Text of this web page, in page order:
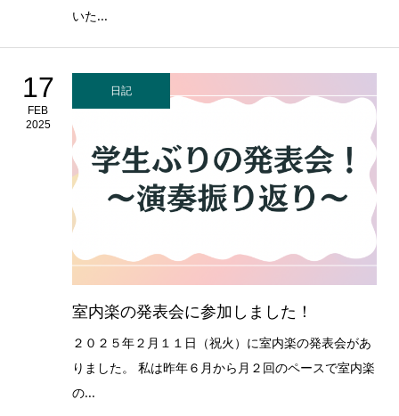
いた...
17
FEB
2025
日記
室内楽の発表会に参加しました！
２０２５年２月１１日（祝火）に室内楽の発表会があ
りました。 私は昨年６月から月２回のペースで室内楽
の...